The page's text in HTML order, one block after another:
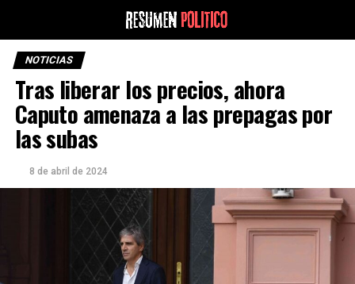
NOTICIAS
Tras liberar los precios, ahora
Caputo amenaza a las prepagas por
las subas
8 de abril de 2024